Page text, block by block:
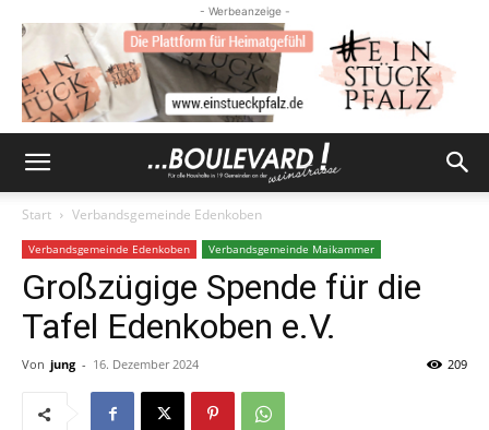
- Werbeanzeige -
Start Verbandsgemeinde Edenkoben
Verbandsgemeinde Edenkoben Verbandsgemeinde Maikammer
Großzügige Spende für die
Tafel Edenkoben e.V.
Von jung - 16. Dezember 2024 209